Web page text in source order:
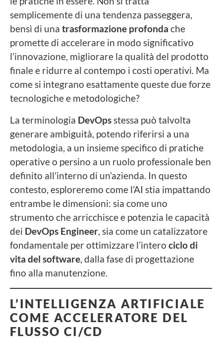
semplicemente di una tendenza passeggera,
bensì di una trasformazione profonda che
promette di accelerare in modo significativo
l’innovazione, migliorare la qualità del prodotto
finale e ridurre al contempo i costi operativi. Ma
come si integrano esattamente queste due forze
tecnologiche e metodologiche?
La terminologia DevOpsstessa può talvolta
generare ambiguità, potendo riferirsi a una
metodologia, a un insieme specifico di pratiche
operative o persino a un ruolo professionale ben
definito all’interno di un’azienda. In questo
contesto, esploreremo come l’AI stia impattando
entrambe le dimensioni: sia come uno
strumento che arricchisce e potenzia le capacità
dei DevOps Engineer, sia come un catalizzatore
fondamentale per ottimizzare l’intero ciclo di
vita del software, dalla fase di progettazione
fino alla manutenzione.
L’INTELLIGENZA ARTIFICIALE
COME ACCELERATORE DEL
FLUSSO CI/CD